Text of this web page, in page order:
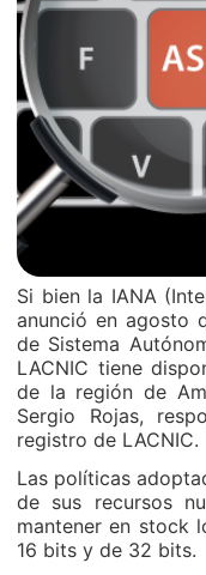
Si bien la IANA
anunció en agosto
de Sistema
LACNIC tiene
de la región de
Sergio Rojas,
registro de LACNIC.
Las políticas
de sus recursos
mantener en stock
16 bits y de 32 bits.